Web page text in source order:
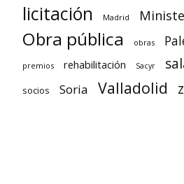
licitación Madrid
Obra pública obras
premios rehabilitación Sacyr
socios Soria Valladolid